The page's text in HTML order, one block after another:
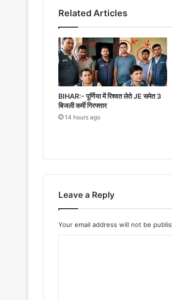
से
लड़ेंगे,
तो
BJP
बोली
बदलेंगे
बिहार
Related Articles
BIHAR:- पूर्णिया में रिश्वत लेते JE समेत 3
बिजली कर्मी गिरफ्तार
14 hours ago
Leave a Reply
Your email address will not be